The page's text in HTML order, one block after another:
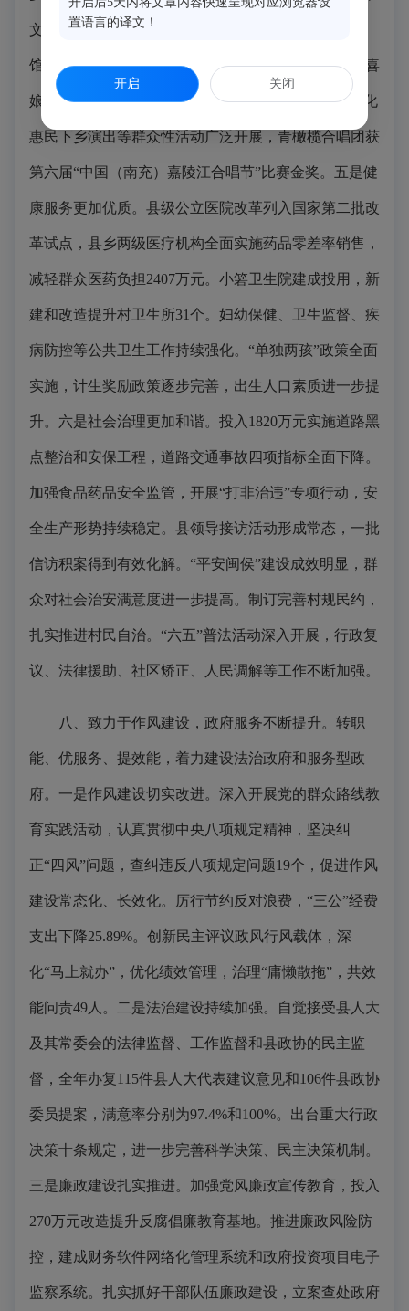
文化先进县，县城公益性数字影院及县图书馆、文化
馆、档案馆实现免费开放，方氏福船制造技艺、闽侯喜
娘文化入选市级非遗名录。全民健身、“百村千场”文化
惠民下乡演出等群众性活动广泛开展，青橄榄合唱团获
第六届“中国（南充）嘉陵江合唱节”比赛金奖。五是健
康服务更加优质。县级公立医院改革列入国家第二批改
革试点，县乡两级医疗机构全面实施药品零差率销售，
减轻群众医药负担2407万元。小箬卫生院建成投用，新
建和改造提升村卫生所31个。妇幼保健、卫生监督、疾
病防控等公共卫生工作持续强化。“单独两孩”政策全面
实施，计生奖励政策逐步完善，出生人口素质进一步提
升。六是社会治理更加和谐。投入1820万元实施道路黑
点整治和安保工程，道路交通事故四项指标全面下降。
加强食品药品安全监管，开展“打非治违”专项行动，安
全生产形势持续稳定。县领导接访活动形成常态，一批
信访积案得到有效化解。“平安闽侯”建设成效明显，群
众对社会治安满意度进一步提高。制订完善村规民约，
扎实推进村民自治。“六五”普法活动深入开展，行政复
议、法律援助、社区矫正、人民调解等工作不断加强。
八、致力于作风建设，政府服务不断提升。转职
能、优服务、提效能，着力建设法治政府和服务型政
府。一是作风建设切实改进。深入开展党的群众路线教
育实践活动，认真贯彻中央八项规定精神，坚决纠
正“四风”问题，查纠违反八项规定问题19个，促进作风
建设常态化、长效化。厉行节约反对浪费，“三公”经费
支出下降25.89%。创新民主评议政风行风载体，深
化“马上就办”，优化绩效管理，治理“庸懒散拖”，共效
能问责49人。二是法治建设持续加强。自觉接受县人大
及其常委会的法律监督、工作监督和县政协的民主监
督，全年办复115件县人大代表建议意见和106件县政协
委员提案，满意率分别为97.4%和100%。出台重大行政
决策十条规定，进一步完善科学决策、民主决策机制。
三是廉政建设扎实推进。加强党风廉政宣传教育，投入
270万元改造提升反腐倡廉教育基地。推进廉政风险防
控，建成财务软件网络化管理系统和政府投资项目电子
监察系统。扎实抓好干部队伍廉政建设，立案查处政府
置语言的译文！
开启 关闭